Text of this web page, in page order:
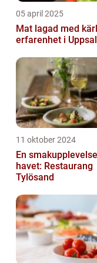
05 april 2025
Mat lagad med
erfarenhet i
11 oktober 2024
En
havet: Restaurang
Tylösand